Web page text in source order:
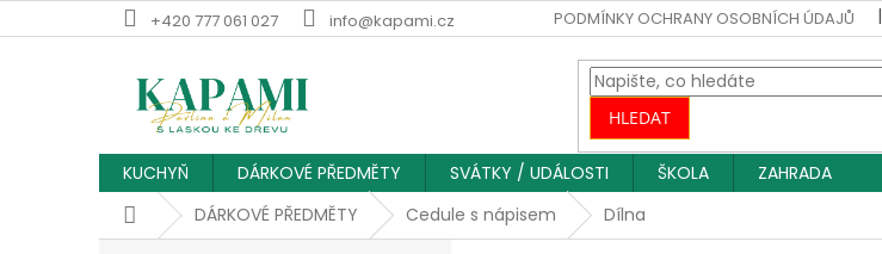
na
+420 777 061 027 info@kapami.cz PODMÍNKY OCHRANY OSOBNÍCH ÚDAJŮ
HLEDAT
KUCHYŇ DÁRKOVÉ PŘEDMĚTY SVÁTKY / UDÁLOSTI ŠKOLA
ZAHRADA
DomůDÁRKOVÉ PŘEDMĚTY Cedule s nápisem Dílna